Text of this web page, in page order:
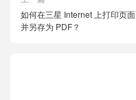
如何在三星 Internet 上打印页面
并另存为 PDF？